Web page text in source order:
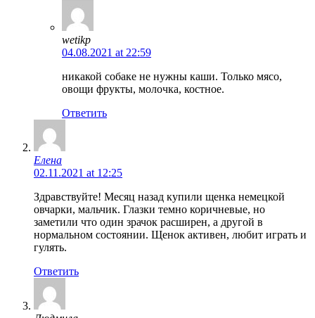
wetikp
04.08.2021 at 22:59
никакой собаке не нужны каши. Только мясо,
овощи фрукты, молочка, костное.
Ответить
Елена
02.11.2021 at 12:25
Здравствуйте! Месяц назад купили щенка немецкой
овчарки, мальчик. Глазки темно коричневые, но
заметили что один зрачок расширен, а другой в
нормальном состоянии. Щенок активен, любит играть и
гулять.
Ответить